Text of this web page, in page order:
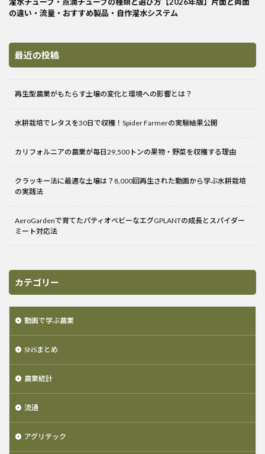
の違い・流量・おすすめ製品・自作灌水システム
最近の投稿
再生型農業がもたらす土壌の変化と環境への影響とは？
水耕栽培でレタスを30日で収穫！Spider Farmerの実験結果公開
カリフォルニアの農業が毎日29,500トンの果物・野菜を収穫する理由
クラッキー法に最適な土壌は？8,000回再生された動画から学ぶ水耕栽培
の実践法
AeroGardenで育てたパティオベビーなエグGPLANTの成長とスパイダー
ミート対応法
カテゴリー
動画で学ぶ農業
SNSまとめ
農業統計
流通
アグリテック